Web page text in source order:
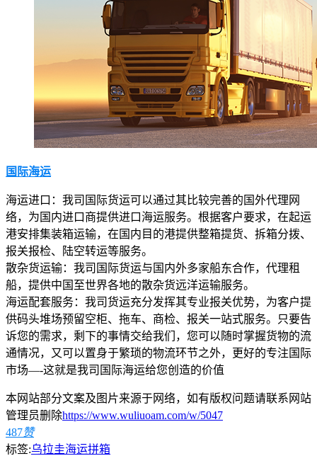
国际海运
海运进口：我司国际货运可以通过其比较完善的国外代理网
络，为国内进口商提供进口海运服务。根据客户要求，在起运
港安排集装箱运输，在国内目的港提供整箱提货、拆箱分拨、
报关报检、陆空转运等服务。
散杂货运输：我司国际货运与国内外多家船东合作，代理租
船，提供中国至世界各地的散杂货远洋运输服务。
海运配套服务：我司货运充分发挥其专业报关优势，为客户提
供码头堆场预留空柜、拖车、商检、报关一站式服务。只要告
诉您的需求，剩下的事情交给我们，您可以随时掌握货物的流
通情况，又可以置身于繁琐的物流环节之外，更好的专注国际
市场—-这就是我司国际海运给您创造的价值
本网站部分文案及图片来源于网络，如有版权问题请联系网站
管理员删除https://www.wuliuoam.com/w/5047
487赞
标签:乌拉圭海运拼箱